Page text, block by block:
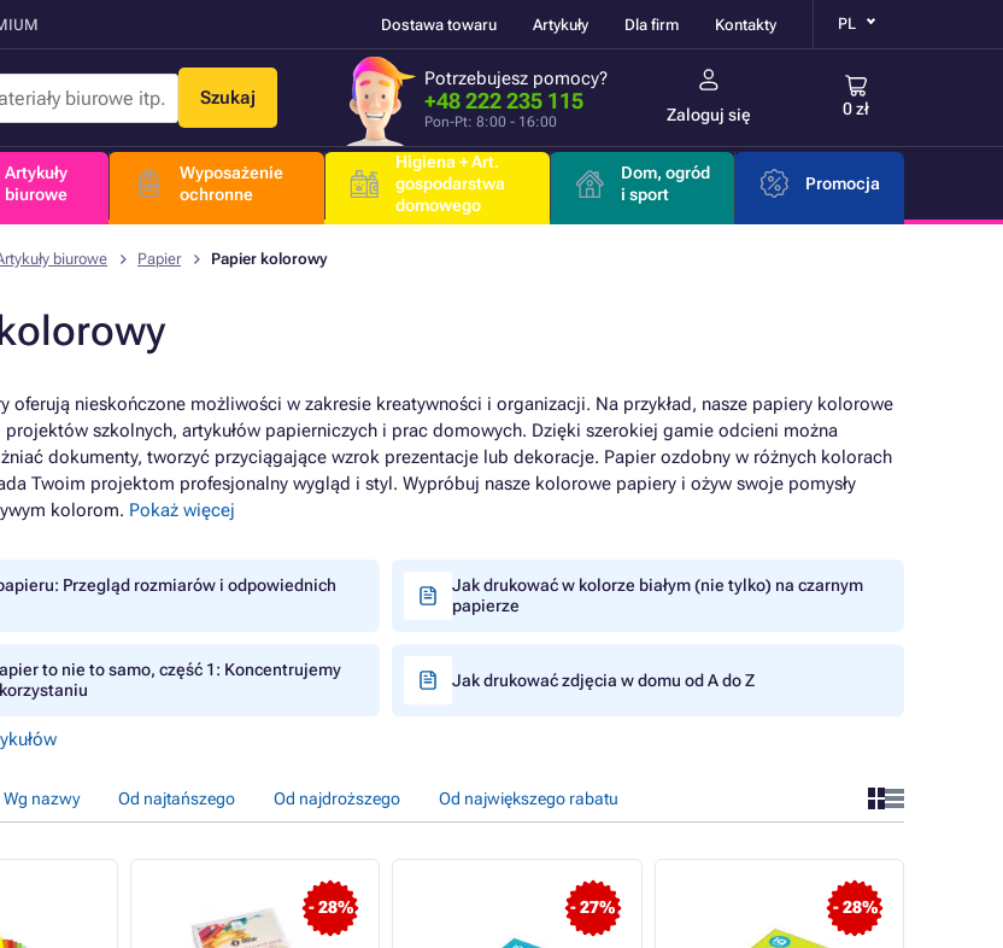
Dostawa towaru Artykuły Dla firm Kontakty PL
Szukaj
Potrzebujesz pomocy?
+48 222 235 115
Pon-Pt: 8:00 - 16:00 Zaloguj się 0 zł
Artykuły
biurowe
Wyposażenie
ochronne
Higiena + Art.
gospodarstwa
domowego
Dom, ogród
i sport
Promocja
biurowe Papier Papier kolorowy
oferują nieskończone możliwości w zakresie kreatywności i organizacji. Na przykład, nasze papiery kolorowe
projektów szkolnych, artykułów papierniczych i prac domowych. Dzięki szerokiej gamie odcieni można
dokumenty, tworzyć przyciągające wzrok prezentacje lub dekoracje. Papier ozdobny w różnych kolorach
Twoim projektom profesjonalny wygląd i styl. Wypróbuj nasze kolorowe papiery i ożyw swoje pomysły
kolorom. Pokaż więcej
Przegląd rozmiarów i odpowiednich
Jak drukować w kolorze białym (nie tylko) na czarnym
papierze
to nie to samo, część 1: Koncentrujemy
Jak drukować zdjęcia w domu od A do Z
Wg nazwy Od najtańszego Od najdroższego Od największego rabatu
- 28% - 27% - 28%